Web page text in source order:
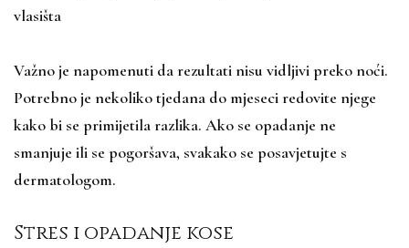
vlasišta
Važno je napomenuti da rezultati nisu vidljivi preko noći.
Potrebno je nekoliko tjedana do mjeseci redovite njege
kako bi se primijetila razlika. Ako se opadanje ne
smanjuje ili se pogoršava, svakako se posavjetujte s
dermatologom.
Stres i opadanje kose